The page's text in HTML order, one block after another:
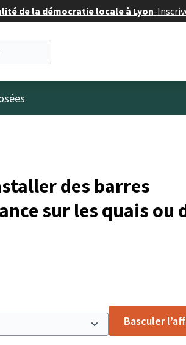
de la démocratie locale à Lyon-
des barres
sur les quais ou
Basculer